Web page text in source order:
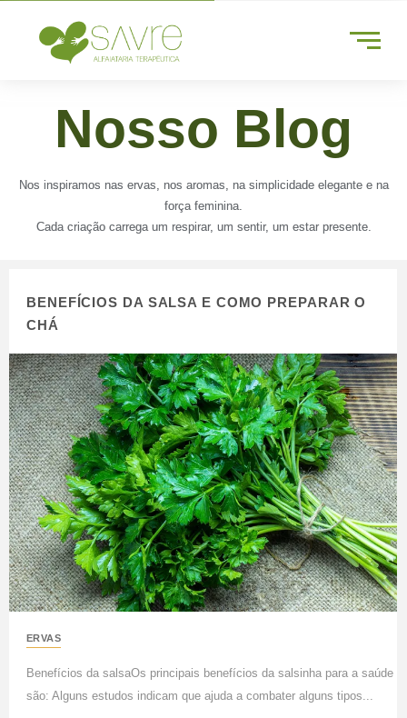
Nosso Blog
Nos inspiramos nas ervas, nos aromas, na simplicidade elegante e na
força feminina.
Cada criação carrega um respirar, um sentir, um estar presente.
BENEFÍCIOS DA SALSA E COMO PREPARAR O
CHÁ
ERVAS
Benefícios da salsaOs principais benefícios da salsinha para a saúde
são: Alguns estudos indicam que ajuda a combater alguns tipos...